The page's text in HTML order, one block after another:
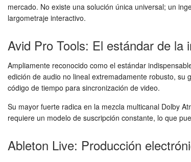
mercado. No existe una solución única universal; un
largometraje interactivo.
Avid Pro Tools: El estándar de la
Ampliamente reconocido como el estándar
edición de audio no lineal extremadamente robusto,
código de tiempo para sincronización de video.
Su mayor fuerte radica en la mezcla multicanal Dolby
requiere un modelo de suscripción constante, lo que
Ableton Live: Producción